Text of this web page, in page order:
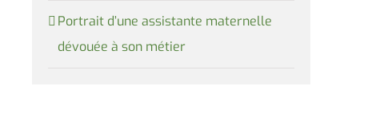
Portrait d’une assistante maternelle
dévouée à son métier